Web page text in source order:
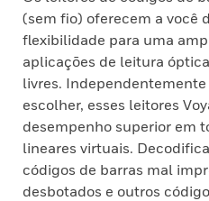
(sem fio) oferecem a você
flexibilidade para uma
aplicações de leitura
livres.
escolher, esses leitores
desempenho superior em
lineares virtuais.
códigos de barras mal
desbotados e outros